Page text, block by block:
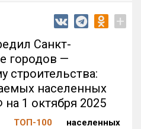
+
Санкт-
городов —
строительства:
населенных
1 октября 2025
ТОП-100 населенных